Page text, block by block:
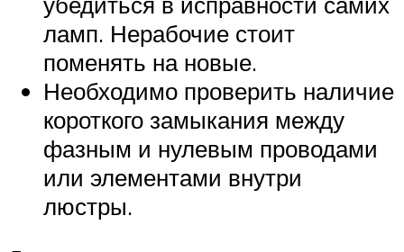
ламп. Нерабочие стоит
поменять на новые.
Необходимо проверить наличие
короткого замыкания между
фазным и нулевым проводами
или элементами внутри
люстры.